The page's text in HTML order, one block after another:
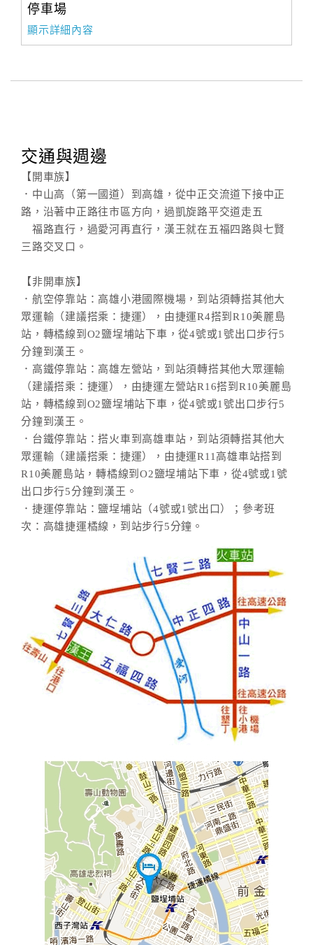
計
傳
停車場
顯示詳細內容
交通與週邊
【開車族】
．中山高（第一國道）到高雄，從中正交流道下接中正
路，沿著中正路往市區方向，過凱旋路平交道走五
福路直行，過愛河再直行，漢王就在五福四路與七賢
三路交叉口。
【非開車族】
．航空停靠站：高雄小港國際機場，到站須轉搭其他大
眾運輸（建議搭乘：捷運），由捷運R4搭到R10美麗島
站，轉橘線到O2鹽埕埔站下車，從4號或1號出口步行5
分鐘到漢王。
．高鐵停靠站：高雄左營站，到站須轉搭其他大眾運輸
（建議搭乘：捷運），由捷運左營站R16搭到R10美麗島
站，轉橘線到O2鹽埕埔站下車，從4號或1號出口步行5
分鐘到漢王。
．台鐵停靠站：搭火車到高雄車站，到站須轉搭其他大
眾運輸（建議搭乘：捷運），由捷運R11高雄車站搭到
R10美麗島站，轉橘線到O2鹽埕埔站下車，從4號或1號
出口步行5分鐘到漢王。
．捷運停靠站：鹽埕埔站（4號或1號出口）；參考班
次：高雄捷運橘線，到站步行5分鐘。